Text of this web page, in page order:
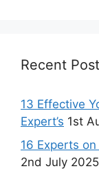
Recent
13 Effective
Expert’s 1st
16 Experts
2nd July 2025